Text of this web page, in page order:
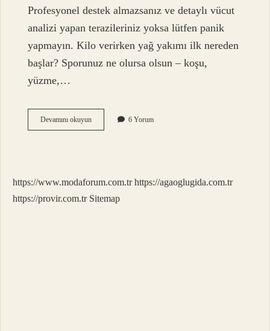
Profesyonel destek almazsanız ve detaylı vücut
analizi yapan terazileriniz yoksa lütfen panik
yapmayın. Kilo verirken yağ yakımı ilk nereden
başlar? Sporunuz ne olursa olsun – koşu,
yüzme,…
Devamını okuyunVerilen
Kilonun
6 Yorum
https://www.modaforum.com.tr https://agaoglugida.com.tr
https://provir.com.tr Sitemap